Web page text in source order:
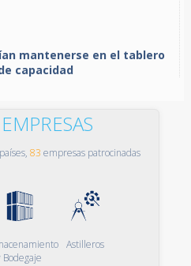
mantenerse en el tablero
capacidad
países, 83 empresas patrocinadas
Bodegaje
Astilleros